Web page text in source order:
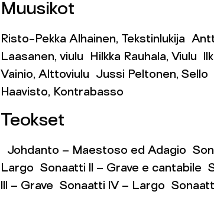
Muusikot
Risto-Pekka Alhainen, Tekstinlukija
Laasanen, viulu Hilkka Rauhala, Viulu
Vainio, Alttoviulu Jussi Peltonen, Sello
Haavisto, Kontrabasso
Teokset
Johdanto – Maestoso ed Adagio
Largo Sonaatti II – Grave e cantabile
III – Grave Sonaatti IV – Largo